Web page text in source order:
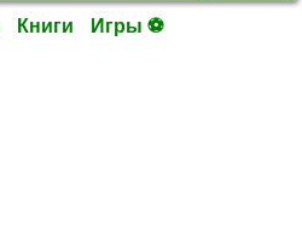
Книги Игры ⚽